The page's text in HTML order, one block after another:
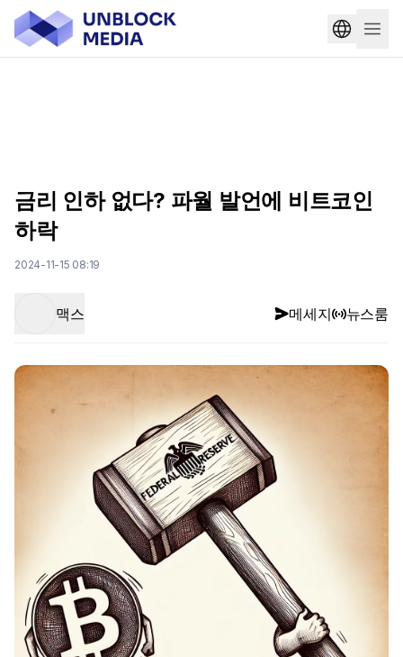
금리 인하 없다? 파월 발언에 비트코인
하락
2024-11-15 08:19
맥스 메세지 뉴스룸